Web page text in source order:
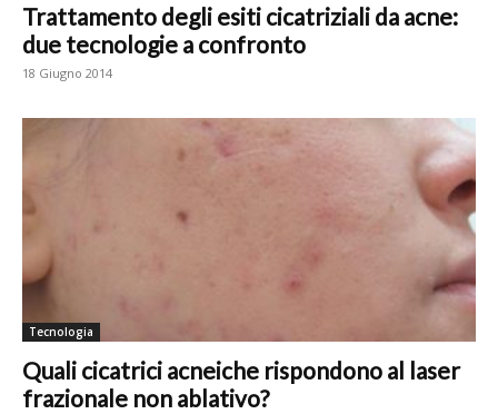
Trattamento degli esiti cicatriziali da acne:
due tecnologie a confronto
18 Giugno 2014
Tecnologia
Quali cicatrici acneiche rispondono al laser
frazionale non ablativo?